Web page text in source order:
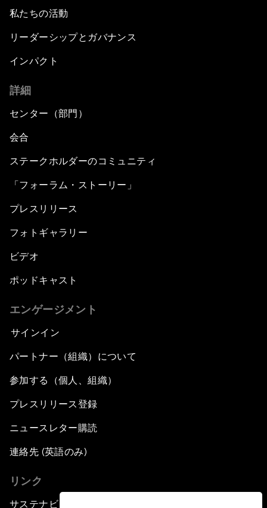
私たちの活動
リーダーシップとガバナンス
インパクト
詳細
センター（部門）
会合
ステークホルダーのコミュニティ
「フォーラム・ストーリー」
プレスリリース
フォトギャラリー
ビデオ
ポッドキャスト
エンゲージメント
サインイン
パートナー（組織）について
参加する（個人、組織）
プレスリリース登録
ニュースレター購読
連絡先 (英語のみ)
リンク
サステナビリティへの取り組み